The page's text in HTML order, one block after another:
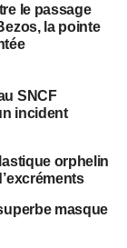
le passage
la pointe
SNCF
incident
orphelin
masque